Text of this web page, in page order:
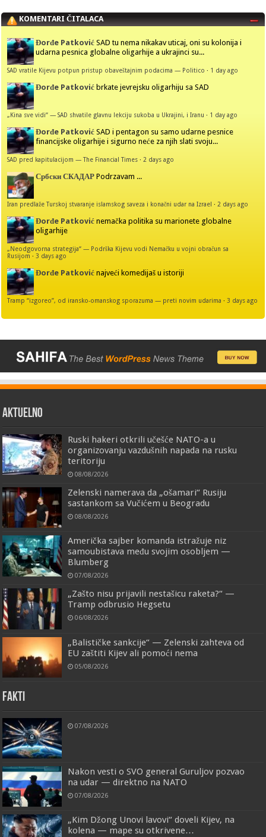
KOMENTARI ČITALACA
Đorđe Patković SAD tu nema nikakav uticaj, oni su kolonija i
udarna pesnica globalne oligarhije a ukrajinci su...
SAD vratile Kijevu potpun pristup obaveštajnim podacima — Politico · 1 day ago
Đorđe Patković brkate jevrejsku oligarhiju sa SAD
„Kina sve vidi“ — SAD shvatile glavnu lekciju sukoba u Ukrajini, i Iranu · 1 day ago
Đorđe Patković SAD i pentagon su samo udarne pesnice
financijske oligarhije i sigurno neće za njih slati svoju...
SAD pred kapitulacijom — The Financial Times · 2 days ago
Србски СКАДАР Podrzavam ...
Iran predlaže Turskoj stvaranje islamskog saveza i konačni udar na Izrael · 2 days ago
Đorđe Patković nemačka politika su marionete globalne
oligarhije
„Neodgovorna strategija“ — Podrška Kijevu vodi Nemačku u vojni obračun sa
Rusijom ·3 days ago
Đorđe Patković najveći komedijaš u istoriji
Tramp “izgoreo”, od iransko-omanskog sporazuma — preti novim udarima ·3 days ago
AKTUELNO
Ruski hakeri otkrili učešće NATO-a u
organizovanju vazdušnih napada na rusku
teritoriju
08/08/2026
Zelenski namerava da „ošamari“ Rusiju
sastankom sa Vučićem u Beogradu
08/08/2026
Američka sajber komanda istražuje niz
samoubistava među svojim osobljem —
Blumberg
07/08/2026
„Zašto nisu prijavili nestašicu raketa?“ —
Tramp odbrusio Hegsetu
06/08/2026
„Balističke sankcije“ — Zelenski zahteva od
EU zaštiti Kijev ali pomoći nema
05/08/2026
FAKTI
07/08/2026
Nakon vesti o SVO general Guruljov pozvao
na udar — direktno na NATO
07/08/2026
„Kim Džong Unovi lavovi“ doveli Kijev, na
kolena — mape su otkrivene…